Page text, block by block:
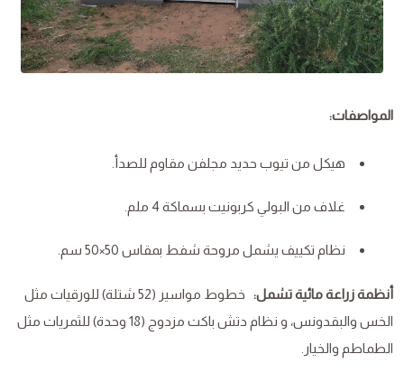
المواصفات:
هيكل من تيوب حديد مجلفن مقاوم للصدأ.
غلاف من البولي كربونيت بسماكة 4 ملم.
نظام تكييف يشمل مروحة شفط بمقاس 50×50 سم.
أنظمة زراعة مائية تشمل:
خطوط مواسير (52 شتلة) للورقيات مثل
الخس والبقدونس، و نظام دتش باكت مزدوج (18 وحدة) للثمريات مثل
الطماطم والخيار.